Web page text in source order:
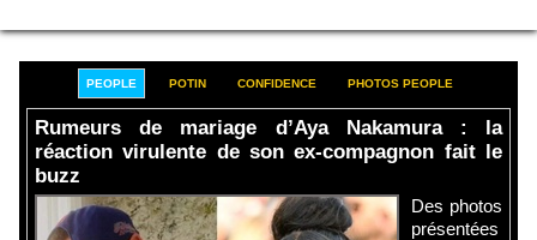
PEOPLE POTIN CONFIDENCE PHOTOS PEOPLE
Rumeurs de mariage d’Aya Nakamura : la
réaction virulente de son ex-compagnon fait le
buzz
Des photos
présentées